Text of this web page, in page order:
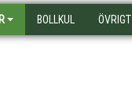
BOLLKUL ÖVRIGT